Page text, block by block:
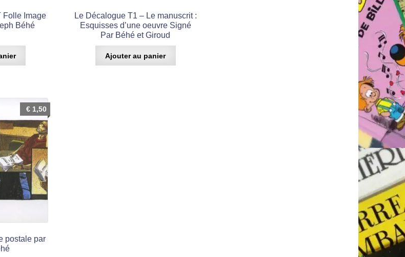
Folle Image
Béhé
Le Décalogue T1 – Le manuscrit :
Esquisses d’une oeuvre Signé
Par Béhé et Giroud
Ajouter au panier
postale par
€1,50